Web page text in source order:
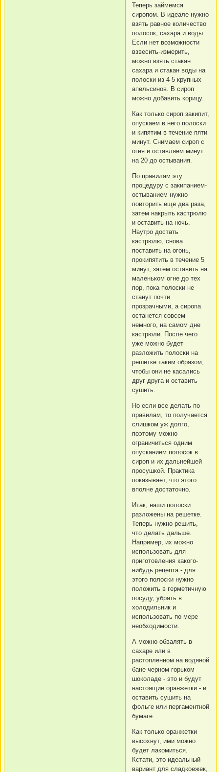
Теперь займемся
сиропом. В идеале нужно
взять равное количество
полосок, сахара и воды.
Если нет возможности
взвесить-измерить,
можно взять стакан
сахара и стакан воды на
полоски из 4-5 крупных
апельсинов. В сироп
можно добавить корицу.
Как только сироп закипит,
опускаем в него полоски
и кипятим в течение пяти
минут. Снимаем сироп с
огня и оставляем минут
на 20 до остывания.
По правилам эту
процедуру с закипанием-
остыванием нужно
повторить еще два раза,
затем накрыть кастрюлю
и оставить на ночь.
Наутро достать
кастрюлю, снова
поставить на огонь,
прокипятить в течение 5
минут, затем оставить на
маленьком огне до тех
пор, пока полоски не
станут почти
прозрачными, а сиропа
останется совсем
немного, на самом дне
кастрюли. После чего
уже можно будет
разложить полоски на
решетке таким образом,
чтобы они не касались
друг друга и оставить
сушить.
Но если все делать по
правилам, то получается
слишком уж долго,
поэтому можно
ограничиться одним
опусканием полосок в
сироп и их дальнейшей
просушкой. Практика
показывает, что этого
вполне достаточно.
Итак, наши полоски
разложены на решетке.
Теперь нужно решить,
что делать дальше.
Например, их можно
использовать для
приготовления какого-
нибудь рецепта - для
этого полоски нужно
положить в герметичную
посуду, убрать в
холодильник и
использовать по мере
необходимости.
А можно обвалять в
сахаре или в
растопленном на водяной
бане черном горьком
шоколаде - это и будут
настоящие оранжетки - и
оставить сушить на
фольге или пергаментной
бумаге.
Как только оранжетки
высохнут, ими можно
будет лакомиться.
Кстати, это идеальный
вариант для сладкоежек,